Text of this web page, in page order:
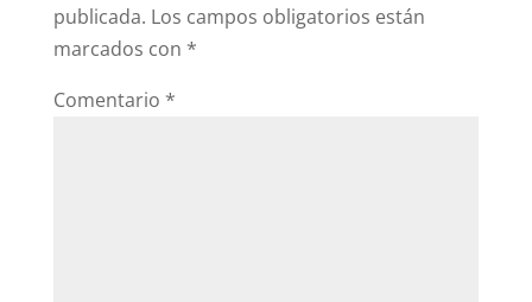
publicada. Los campos obligatorios están
marcados con *
Comentario *